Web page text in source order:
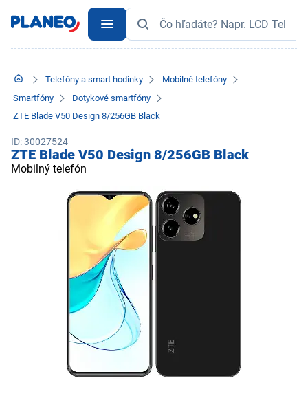
Telefóny a smart hodinky
Mobilné telefóny
Smartfóny
Dotykové smartfóny
ZTE Blade V50 Design 8/256GB Black
ID: 30027524
ZTE Blade V50 Design 8/256GB Black
Mobilný telefón